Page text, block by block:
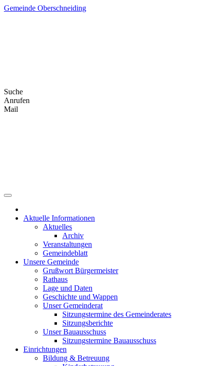
Skip
Gemeinde Oberschneiding
Suche
Anrufen
Mail
Aktuelle Informationen
Aktuelles
Archiv
Veranstaltungen
Gemeindeblatt
Unsere Gemeinde
Grußwort Bürgermeister
Rathaus
Lage und Daten
Geschichte und Wappen
Unser Gemeinderat
Sitzungstermine des Gemeinderates
Sitzungsberichte
Unser Bauausschuss
Sitzungstermine Bauausschuss
Einrichtungen
Bildung & Betreuung